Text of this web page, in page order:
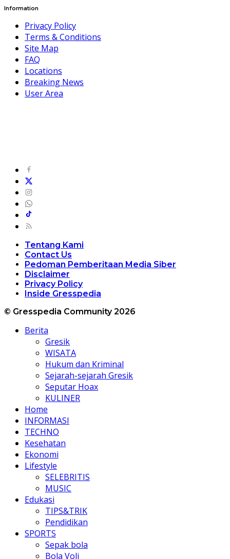
Information
Privacy Policy
Terms & Conditions
Site Map
FAQ
Locations
Breaking News
User Area
Tentang Kami
Contact Us
Pedoman Pemberitaan Media Siber
Disclaimer
Privacy Policy
Inside Gresspedia
© Gresspedia Community 2026
Berita
Gresik
WISATA
Hukum dan Kriminal
Sejarah-sejarah Gresik
Seputar Hoax
KULINER
Home
INFORMASI
TECHNO
Kesehatan
Ekonomi
Lifestyle
SELEBRITIS
MUSIC
Edukasi
TIPS&TRIK
Pendidikan
SPORTS
Sepak bola
Bola Voli